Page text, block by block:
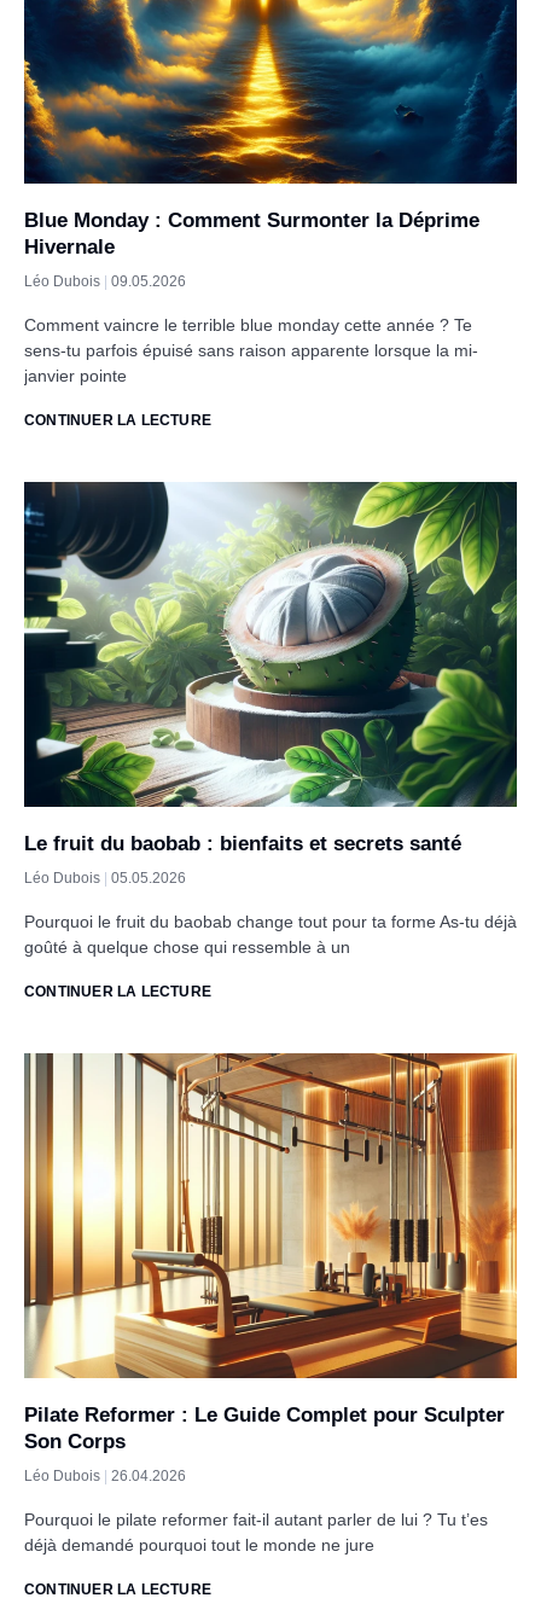
Blue Monday : Comment Surmonter la Déprime
Hivernale
Léo Dubois 09.05.2026
Comment vaincre le terrible blue monday cette année ? Te
sens-tu parfois épuisé sans raison apparente lorsque la mi-
janvier pointe
CONTINUER LA LECTURE
Le fruit du baobab : bienfaits et secrets santé
Léo Dubois 05.05.2026
Pourquoi le fruit du baobab change tout pour ta forme As-tu déjà
goûté à quelque chose qui ressemble à un
CONTINUER LA LECTURE
Pilate Reformer : Le Guide Complet pour Sculpter
Son Corps
Léo Dubois 26.04.2026
Pourquoi le pilate reformer fait-il autant parler de lui ? Tu t’es
déjà demandé pourquoi tout le monde ne jure
CONTINUER LA LECTURE